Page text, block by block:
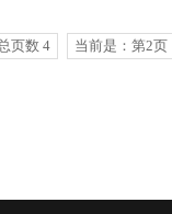
页数 4 当前是：第2页